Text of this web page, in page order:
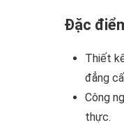
Đặc
Thiết
đẳng
Công
thực.